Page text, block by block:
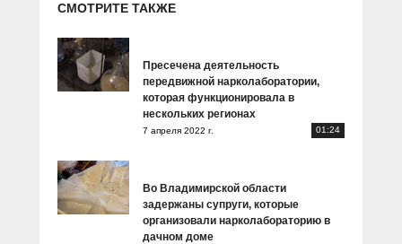
СМОТРИТЕ ТАКЖЕ
Пресечена деятельность
передвижной нарколаборатории,
которая функционировала в
нескольких регионах
7 апреля 2022 г. 01:24
Во Владимирской области
задержаны супруги, которые
организовали нарколабораторию в
дачном доме